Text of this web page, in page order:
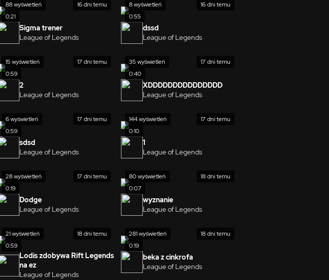
0:21
88 wyświetleń 16 dni temu
Sigma trener
League of Legends
0:55
8 wyświetleń 16 dni temu
dssd
League of Legends
0:59
15 wyświetleń 17 dni temu
2
League of Legends
0:40
35 wyświetleń 17 dni temu
XDDDDDDDDDDDDDDD
League of Legends
0:59
6 wyświetleń 17 dni temu
sdsd
League of Legends
0:10
144 wyświetleń 17 dni temu
1
League of Legends
0:19
28 wyświetleń 17 dni temu
Dodge
League of Legends
0:07
80 wyświetleń 18 dni temu
wyznanie
League of Legends
0:59
21 wyświetleń 18 dni temu
Lodis zdobywa Rift Legends
na ez
League of Legends
0:19
281 wyświetleń 18 dni temu
beka z cinkrofa
League of Legends